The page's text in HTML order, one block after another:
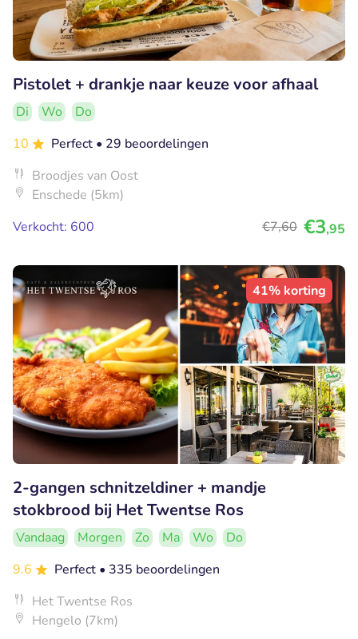
Pistolet + drankje naar keuze voor afhaal
Di Wo
Do
10
Perfect • 29 beoordelingen
Broodjes van Oost
Enschede (5km)
Verkocht: 600
€7,60 €3,95
41% korting
2-gangen schnitzeldiner + mandje
stokbrood bij Het Twentse Ros
Vandaag Morgen Zo Ma Wo
Do
9.6
Perfect • 335 beoordelingen
Het Twentse Ros
Hengelo (7km)